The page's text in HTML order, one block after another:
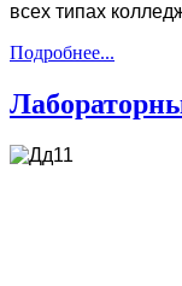
всех типах
Подробнее...